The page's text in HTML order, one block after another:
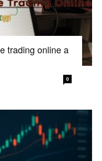
trading online a
0